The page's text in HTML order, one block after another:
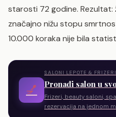
starosti 72 godine. Rezultat:
značajno nižu stopu
10.000 koraka nije bila
💅
SALONI LEPOTE &
Pronađi salon u
Frizeri, beauty saloni,
rezervacija na jednom